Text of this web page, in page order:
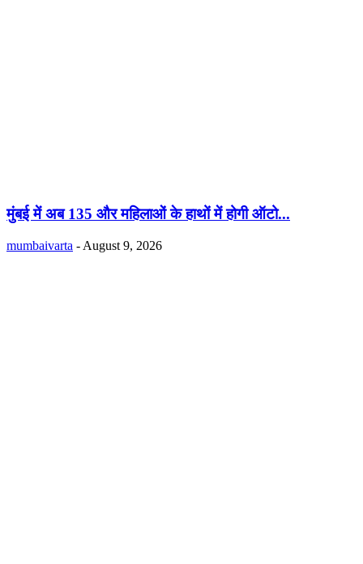
मुंबई में अब 135 और महिलाओं के हाथों में होगी ऑटो...
mumbaivarta - August 9, 2026